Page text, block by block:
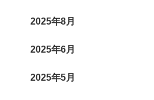
2025年8月
2025年6月
2025年5月